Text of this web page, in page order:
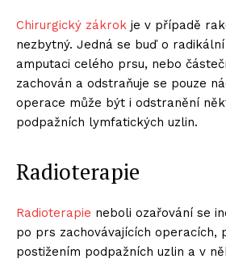
Chirurgický zákrok je v případě
nezbytný. Jedná se buď o
amputaci celého prsu, nebo
zachován a odstraňuje se pouze
operace může být i odstranění
podpažních lymfatických uzlin.
Radioterapie
Radioterapie neboli ozařování se
po prs zachovávajících operacích,
postižením podpažních uzlin a v